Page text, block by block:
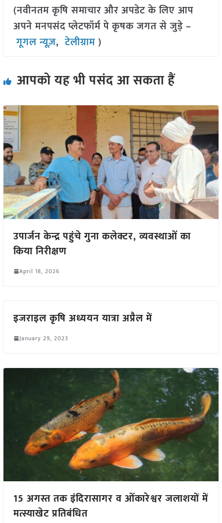
(नवीनतम कृषि समाचार और अपडेट के लिए आप
अपने मनपसंद प्लेटफॉर्म पे कृषक जगत से जुड़े –
गूगल न्यूज़,टेलीग्राम )
आपको यह भी पसंद आ सकता हैं
उपार्जन केन्द्र पहुंचे गुना कलेक्टर, व्यवस्थाओं का
किया निरीक्षण
April 18, 2026
इजराइल कृषि अध्ययन यात्रा अप्रैल में
January 29, 2023
15 अगस्त तक इंदिरासागर व ओंकारेश्वर जलाशयों में
मत्स्याखेट प्रतिबंधित